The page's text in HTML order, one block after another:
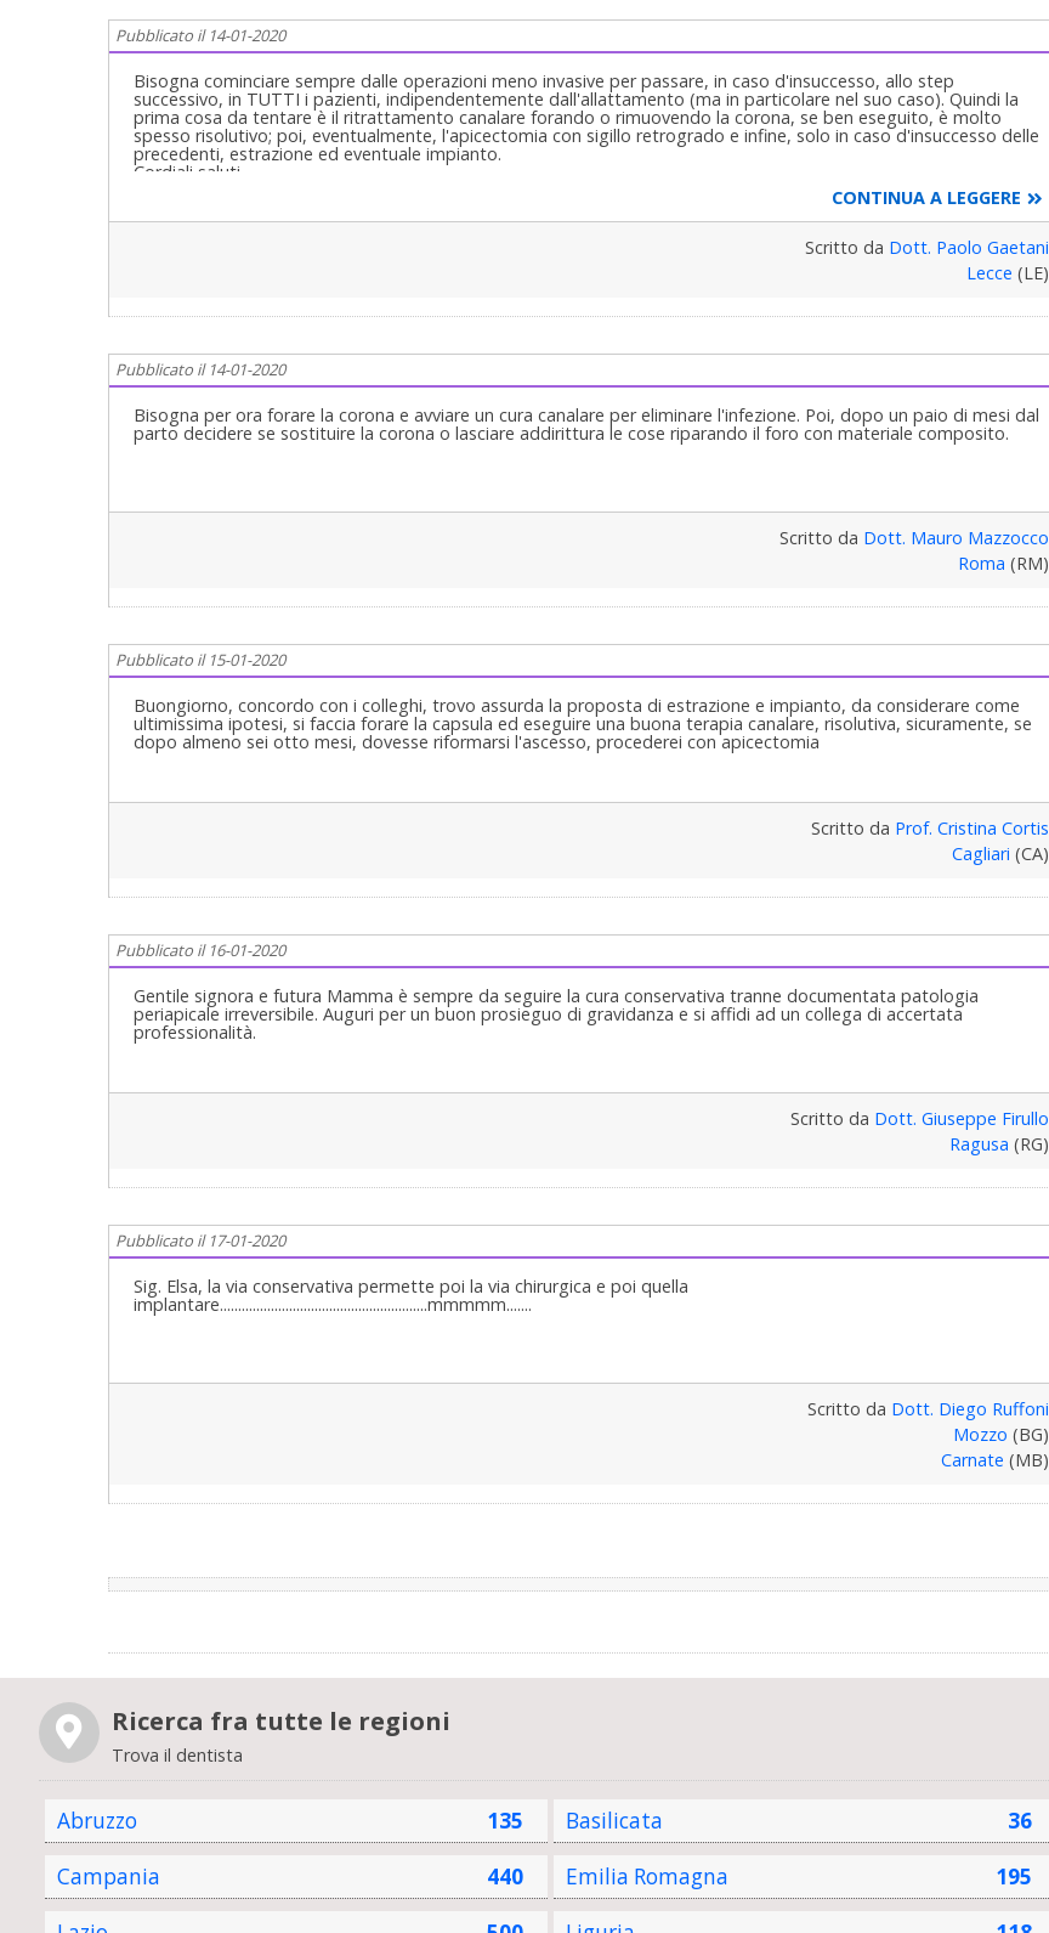
Pubblicato il 14-01-2020
Bisogna cominciare sempre dalle operazioni meno invasive per passare, in caso d'insuccesso, allo step
successivo, in TUTTI i pazienti, indipendentemente dall'allattamento (ma in particolare nel suo caso). Quindi la
prima cosa da tentare è il ritrattamento canalare forando o rimuovendo la corona, se ben eseguito, è molto
spesso risolutivo; poi, eventualmente, l'apicectomia con sigillo retrogrado e infine, solo in caso d'insuccesso delle
precedenti, estrazione ed eventuale impianto.
Cordiali saluti
CONTINUA A LEGGERE
Scritto da Dott. Paolo Gaetani
Lecce (LE)
Pubblicato il 14-01-2020
Bisogna per ora forare la corona e avviare un cura canalare per eliminare l'infezione. Poi, dopo un paio di mesi dal
parto decidere se sostituire la corona o lasciare addirittura le cose riparando il foro con materiale composito.
Scritto da Dott. Mauro Mazzocco
Roma (RM)
Pubblicato il 15-01-2020
Buongiorno, concordo con i colleghi, trovo assurda la proposta di estrazione e impianto, da considerare come
ultimissima ipotesi, si faccia forare la capsula ed eseguire una buona terapia canalare, risolutiva, sicuramente, se
dopo almeno sei otto mesi, dovesse riformarsi l'ascesso, procederei con apicectomia
Scritto da Prof. Cristina Cortis
Cagliari (CA)
Pubblicato il 16-01-2020
Gentile signora e futura Mamma è sempre da seguire la cura conservativa tranne documentata patologia
periapicale irreversibile. Auguri per un buon prosieguo di gravidanza e si affidi ad un collega di accertata
professionalità.
Scritto da Dott. Giuseppe Firullo
Ragusa (RG)
Pubblicato il 17-01-2020
Sig. Elsa, la via conservativa permette poi la via chirurgica e poi quella
implantare.........................................................mmmmm.......
Scritto da Dott. Diego Ruffoni
Mozzo (BG)
Carnate (MB)
Ricerca fra tutte le regioni
Trova il dentista
Abruzzo 135 Basilicata 36
Campania
440 Emilia Romagna 195